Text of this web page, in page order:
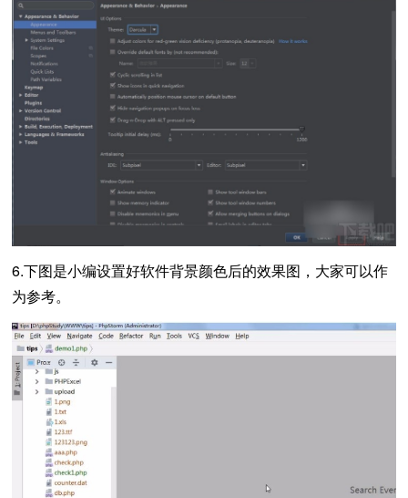
6.下图是小编设置好软件背景颜色后的效果图，大家可以作
为参考。